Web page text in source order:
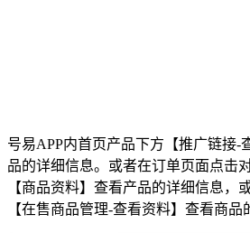
号易APP内首页产品下方【推广链接-
品的详细信息。或者在订单页面点击
【商品资料】查看产品的详细信息，
【在售商品管理-查看资料】查看商品